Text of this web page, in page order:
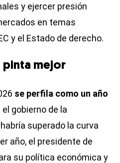
y ejercer presión
en temas
y el Estado de derecho.
pinta mejor
se perfila como un año
el gobierno de la
superado la curva
año, el presidente de
su política económica y